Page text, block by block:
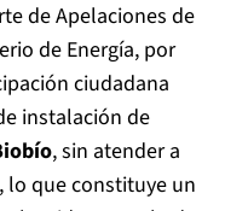
de Apelaciones de
de Energía, por
ciudadana
instalación de
, sin atender a
lo que constituye un